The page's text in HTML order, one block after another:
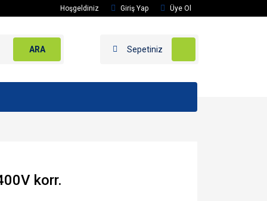
Hoşgeldiniz Giriş Yap Üye Ol
ARA Sepetiniz
korr.